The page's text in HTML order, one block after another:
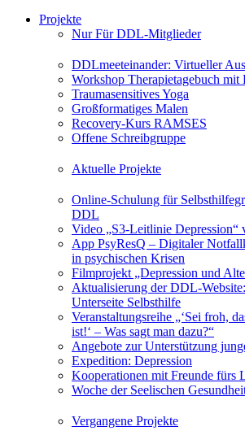
Projekte
Nur Für DDL-Mitglieder
DDLmeeteinander: Virtueller
Workshop Therapietagebuch mit
Traumasensitives Yoga
Großformatiges Malen
Recovery-Kurs RAMSES
Offene Schreibgruppe
Aktuelle Projekte
Online-Schulung für
DDL
Video „S3-Leitlinie Depression“
App PsyResQ – Digitaler
in psychischen Krisen
Filmprojekt „Depression und
Aktualisierung der DDL-
Unterseite Selbsthilfe
Veranstaltungsreihe „‘Sei froh,
ist!‘ – Was sagt man dazu?“
Angebote zur Unterstützung
Expedition: Depression
Kooperationen mit Freunde fürs
Woche der Seelischen
Vergangene Projekte